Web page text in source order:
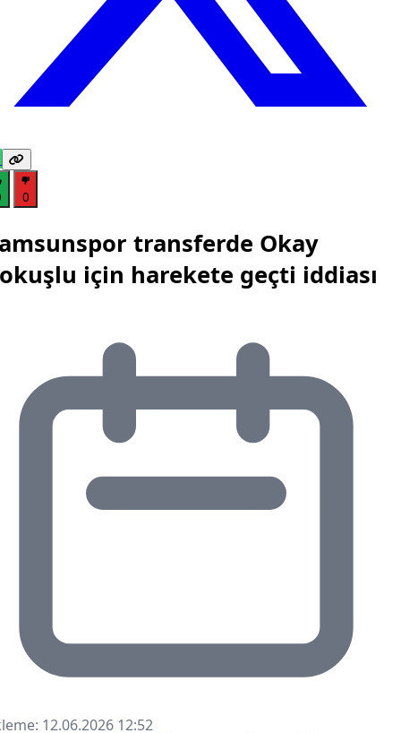
0
transferde Okay
için harekete geçti iddiası
12.06.2026 12:52